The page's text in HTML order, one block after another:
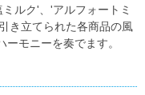
ルク'、'アルフォートミ
き立てられた各商品の風
モニーを奏でます。